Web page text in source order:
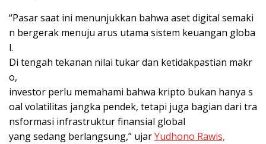
“Pasar saat ini menunjukkan bahwa aset digital semaki
n bergerak menuju arus utama sistem keuangan globa
l.
Di tengah tekanan nilai tukar dan ketidakpastian makr
o,
investor perlu memahami bahwa kripto bukan hanya s
oal volatilitas jangka pendek, tetapi juga bagian dari tra
nsformasi infrastruktur finansial global
yang sedang berlangsung,” ujarYudhono Rawis,